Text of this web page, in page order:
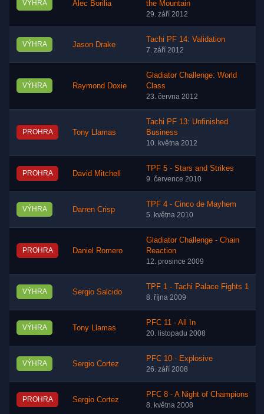
VÝHRA Alec Borilia
the Mountain
29. září 2012
VÝHRA Jason Drake
Tachi PF 14: Validation
7. září 2012
VÝHRA Raymond Doxie
Gladiator Challenge: World
Class
23. června 2012
PROHRA Tony Llamas
Tachi PF 13: Unfinished
Business
10. května 2012
PROHRA David Mitchell
TPF 5 - Stars and Strikes
9. července 2010
VÝHRA Darren Crisp
TPF 4 - Cinco de Mayhem
5. května 2010
PROHRA Daniel Romero
Gladiator Challenge - Chain
Reaction
12. prosince 2009
VÝHRA Sergio Salcido
TPF 1 - Tachi Palace Fights 1
8. října 2009
VÝHRA Tony Llamas
PFC 11 - All In
20. listopadu 2008
VÝHRA Sergio Cortez
PFC 10 - Explosive
26. září 2008
PROHRA Sergio Cortez
PFC 8 - A Night of Champions
8. května 2008